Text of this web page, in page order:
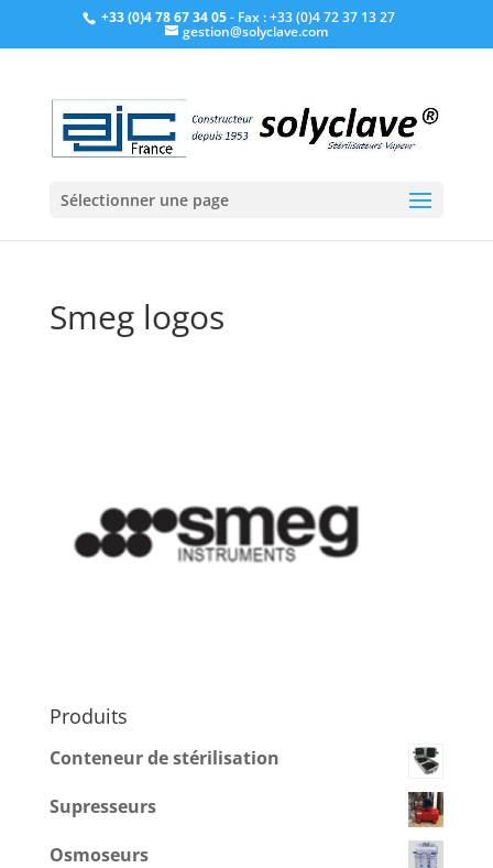
+33 (0)4 78 67 34 05- Fax : +33 (0)4 72 37 13 27
gestion@solyclave.com
Sélectionner une page
Smeg logos
Produits
Conteneur de stérilisation
Supresseurs
Osmoseurs